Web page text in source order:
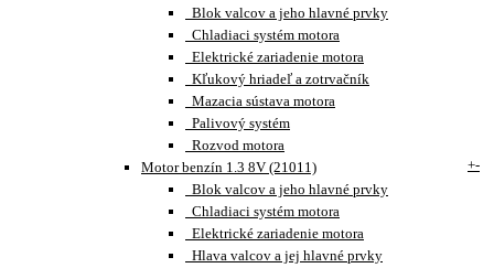
Blok valcov a jeho hlavné prvky
Chladiaci systém motora
Elektrické zariadenie motora
Kľukový hriadeľ a zotrvačník
Mazacia sústava motora
Palivový systém
Rozvod motora
Motor benzín 1.3 8V (21011)
+-
Blok valcov a jeho hlavné prvky
Chladiaci systém motora
Elektrické zariadenie motora
Hlava valcov a jej hlavné prvky